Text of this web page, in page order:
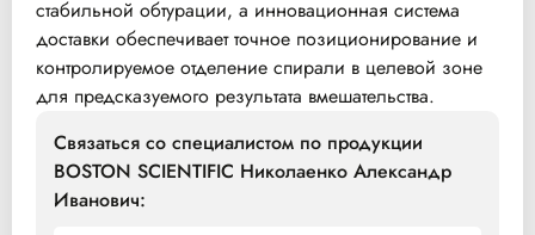
стабильной обтурации, а инновационная система
доставки обеспечивает точное позиционирование и
контролируемое отделение спирали в целевой зоне
для предсказуемого результата вмешательства.
Связаться со специалистом по продукции
BOSTON SCIENTIFIC Николаенко Александр
Иванович: